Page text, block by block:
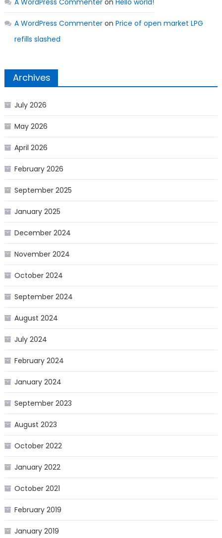
A WordPress Commenteron Hello world!
A WordPress Commenteron Price of open market LPG
refills slashed
Archives
July 2026
May 2026
April 2026
February 2026
September 2025
January 2025
December 2024
November 2024
October 2024
September 2024
August 2024
July 2024
February 2024
January 2024
September 2023
August 2023
October 2022
January 2022
October 2021
February 2019
January 2019